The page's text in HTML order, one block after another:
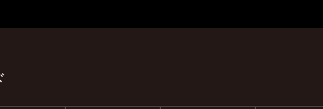
吹きかけるだけで飛んで
完璧にキレイにしてくれ
ガラス全面の撥水コーテ